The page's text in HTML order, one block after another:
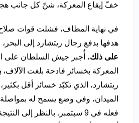
خفّ إيقاع المعركة، شنّ كل جانب
في نهاية المطاف، فشلت قوات
هدفها بدفع رجال ريتشارد إلى البحر،
على ذلك، أُجبر جيش السلطان على
المعركة بخسائر فادحة بلغت الآلاف،
ريتشارد، الذي تكبّد خسائر أقل
الميدان، وفي وضع يسمح له
فعله في 9 سبتمبر. بالنظر إلى